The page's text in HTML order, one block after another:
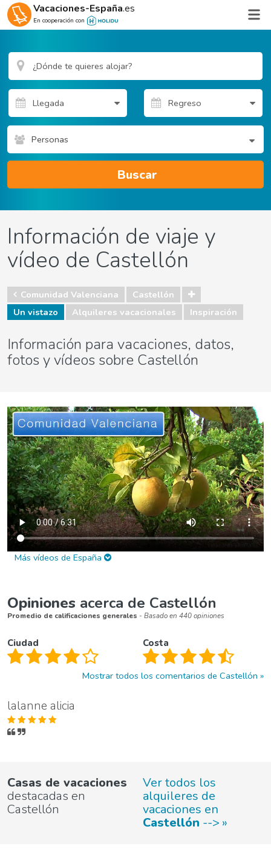
Vacaciones-España.es
En cooperación con
Personas
Buscar
Información de viaje y
vídeo de Castellón
Comunidad Valenciana
Castellón
Un vistazo
Alquileres vacacionales Inspiración
Información para vacaciones, datos,
fotos y vídeos sobre Castellón
Más vídeos de España
Opiniones acerca de Castellón
Promedio de calificaciones generales - Basado en 440 opiniones
Ciudad Costa
Mostrar todos los comentarios de Castellón
lalanne alicia
Casas de vacaciones
destacadas en
Castellón
Ver todos los
alquileres de
vacaciones en
Castellón -->